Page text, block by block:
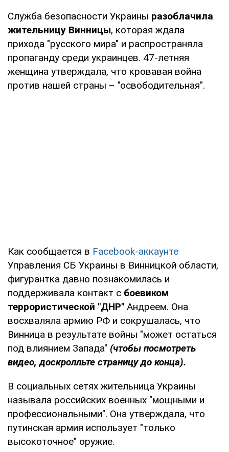
Служба безопасности Украины разоблачила
жительницу Винницы, которая ждала
прихода "русского мира" и распространяла
пропаганду среди украинцев. 47-летняя
женщина утверждала, что кровавая война
против нашей страны – "освободительная".
Как сообщается в Facebook-аккаунте
Управления СБ Украины в Винницкой области,
фигурантка давно познакомилась и
поддерживала контакт с боевиком
террористической "ДНР" Андреем. Она
восхваляла армию РФ и сокрушалась, что
Винница в результате войны "может остаться
под влиянием Запада" (чтобы посмотреть
видео, доскролльте страницу до конца).
В социальных сетях жительница Украины
называла российских военных "мощными и
профессиональными". Она утверждала, что
путинская армия использует "только
высокоточное" оружие.